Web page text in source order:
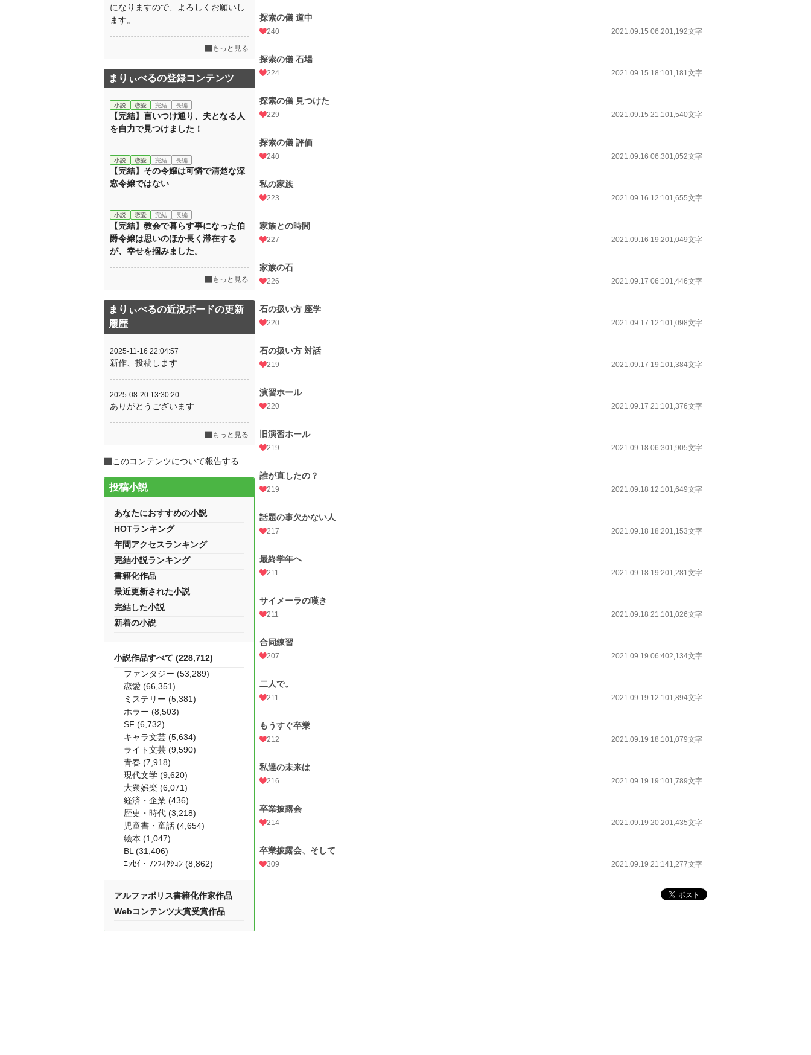
探索の儀 道中
240 2021.09.15 06:201,192文字
探索の儀 石場
224 2021.09.15 18:101,181文字
探索の儀 見つけた
229 2021.09.15 21:101,540文字
探索の儀 評価
240 2021.09.16 06:301,052文字
私の家族
223 2021.09.16 12:101,655文字
家族との時間
227 2021.09.16 19:201,049文字
家族の石
226 2021.09.17 06:101,446文字
石の扱い方 座学
220 2021.09.17 12:101,098文字
石の扱い方 対話
219 2021.09.17 19:101,384文字
演習ホール
220 2021.09.17 21:101,376文字
旧演習ホール
219 2021.09.18 06:301,905文字
誰が直したの？
219 2021.09.18 12:101,649文字
話題の事欠かない人
217 2021.09.18 18:201,153文字
最終学年へ
211 2021.09.18 19:201,281文字
サイメーラの嘆き
211 2021.09.18 21:101,026文字
合同練習
207 2021.09.19 06:402,134文字
二人で。
211 2021.09.19 12:101,894文字
もうすぐ卒業
212 2021.09.19 18:101,079文字
私達の未来は
216 2021.09.19 19:101,789文字
卒業披露会
214 2021.09.19 20:201,435文字
卒業披露会、そして
309 2021.09.19 21:141,277文字
になりますので、よろしくお願いし
ます。
もっと見る
まりぃべるの登録コンテンツ
小説 恋愛 完結 長編
【完結】言いつけ通り、夫となる人
を自力で見つけました！
小説 恋愛 完結 長編
【完結】その令嬢は可憐で清楚な深
窓令嬢ではない
小説 恋愛 完結 長編
【完結】教会で暮らす事になった伯
爵令嬢は思いのほか長く滞在する
が、幸せを掴みました。
もっと見る
まりぃべるの近況ボードの更新
履歴
2025-11-16 22:04:57
新作、投稿します
2025-08-20 13:30:20
ありがとうございます
もっと見る
このコンテンツについて報告する
投稿小説
あなたにおすすめの小説
HOTランキング
年間アクセスランキング
完結小説ランキング
書籍化作品
最近更新された小説
完結した小説
新着の小説
小説作品すべて (228,712)
ファンタジー (53,289)
恋愛 (66,351)
ミステリー (5,381)
ホラー (8,503)
SF (6,732)
キャラ文芸 (5,634)
ライト文芸 (9,590)
青春 (7,918)
現代文学 (9,620)
大衆娯楽 (6,071)
経済・企業 (436)
歴史・時代 (3,218)
児童書・童話 (4,654)
絵本 (1,047)
BL (31,406)
ｴｯｾｲ・ﾉﾝﾌｨｸｼｮﾝ (8,862)
アルファポリス書籍化作家作品
Webコンテンツ大賞受賞作品